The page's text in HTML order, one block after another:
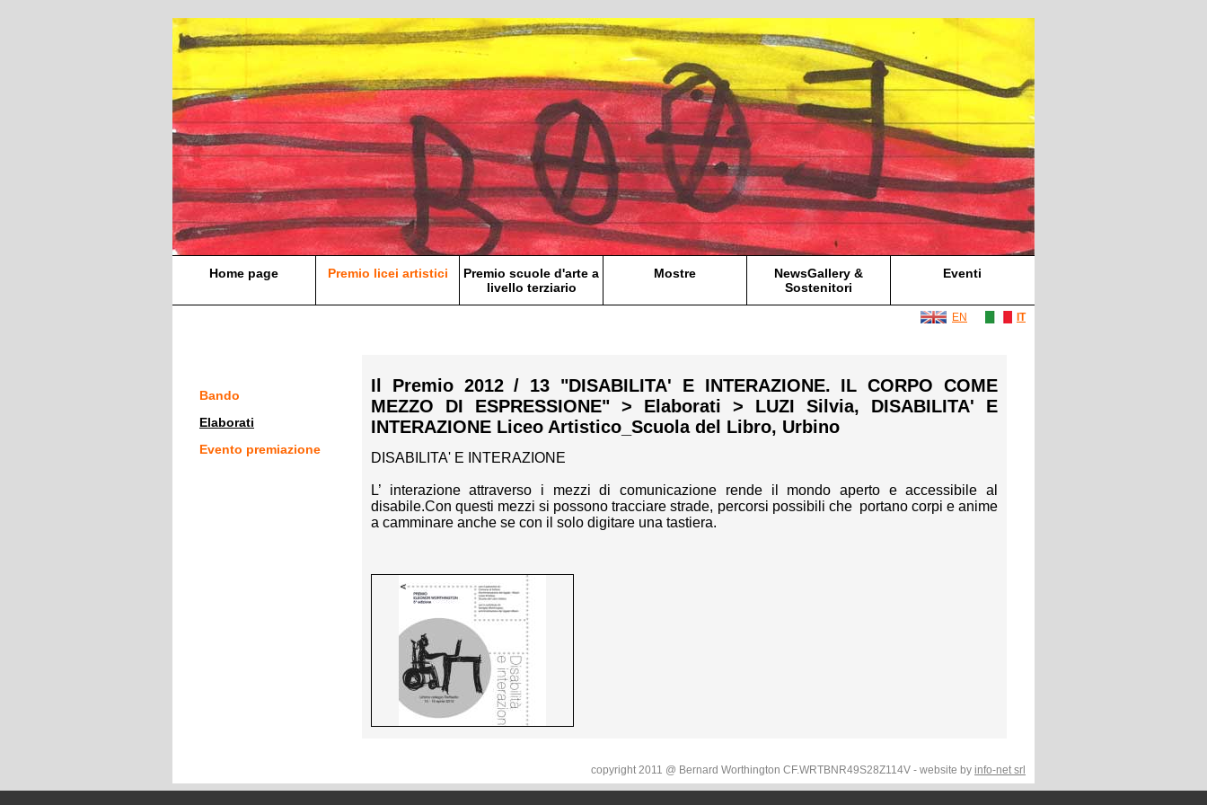
Home page Premio licei artistici
Premio scuole d'arte a
livello terziario
Mostre
NewsGallery &
Sostenitori
Eventi
IT
EN
Bando
Elaborati
Evento premiazione
Il Premio 2012 / 13 "DISABILITA' E INTERAZIONE. IL CORPO COME
MEZZO DI ESPRESSIONE" > Elaborati > LUZI Silvia, DISABILITA' E
INTERAZIONE Liceo Artistico_Scuola del Libro, Urbino
DISABILITA' E INTERAZIONE
L’ interazione attraverso i mezzi di comunicazione rende il mondo aperto e accessibile al
disabile.Con questi mezzi si possono tracciare strade, percorsi possibili che portano corpi e anime
a camminare anche se con il solo digitare una tastiera.
copyright 2011 @ Bernard Worthington CF.WRTBNR49S28Z114V - website by info-net srl